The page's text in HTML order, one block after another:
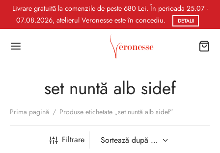
Livrare gratuită la comenzile de peste 680 Lei. În perioada 25.07 -
07.08.2026, atelierul Veronesse este în concediu.
DETALII
set nuntă alb sidef
Prima pagină / Produse etichetate „set nuntă alb sidef”
Filtrare